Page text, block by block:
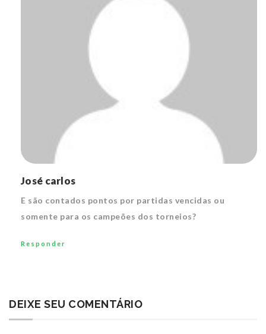
José carlos
E são contados pontos por partidas vencidas ou
somente para os campeões dos torneios?
Responder
DEIXE SEU COMENTÁRIO